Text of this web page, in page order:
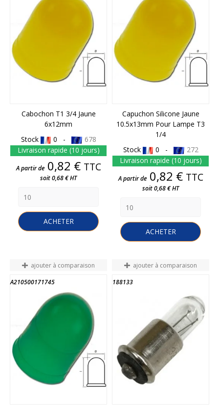
Cabochon T1 3/4 Jaune
6x12mm
Stock
0 -
678
Livraison rapide (10 jours)
Prix
A partir de 0,82 € TTC
soit 0,68 € HT
ACHETER
Capuchon Silicone Jaune
10.5x13mm Pour Lampe T3
1/4
Stock
0 -
272
Livraison rapide (10 jours)
Prix
A partir de 0,82 € TTC
soit 0,68 € HT
ACHETER
ajouter à comparaison
A210500171745
ajouter à comparaison
188133